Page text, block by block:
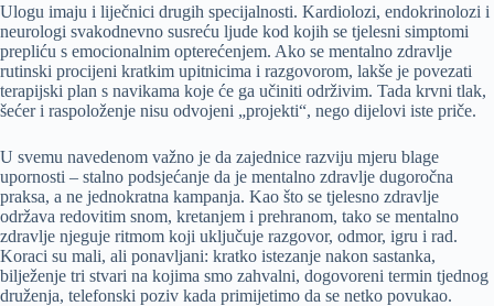
Ulogu imaju i liječnici drugih specijalnosti. Kardiolozi, endokrinolozi i
neurologi svakodnevno susreću ljude kod kojih se tjelesni simptomi
prepliću s emocionalnim opterećenjem. Ako se mentalno zdravlje
rutinski procijeni kratkim upitnicima i razgovorom, lakše je povezati
terapijski plan s navikama koje će ga učiniti održivim. Tada krvni tlak,
šećer i raspoloženje nisu odvojeni „projekti“, nego dijelovi iste priče.
U svemu navedenom važno je da zajednice razviju mjeru blage
upornosti – stalno podsjećanje da je mentalno zdravlje dugoročna
praksa, a ne jednokratna kampanja. Kao što se tjelesno zdravlje
održava redovitim snom, kretanjem i prehranom, tako se mentalno
zdravlje njeguje ritmom koji uključuje razgovor, odmor, igru i rad.
Koraci su mali, ali ponavljani: kratko istezanje nakon sastanka,
bilježenje tri stvari na kojima smo zahvalni, dogovoreni termin tjednog
druženja, telefonski poziv kada primijetimo da se netko povukao.